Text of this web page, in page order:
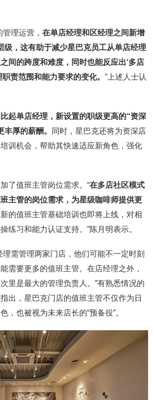
理运营， 在单店经理和区经理之间新增
级，这有助于减少星巴克员工从单店经理
间的跨度和难度，同时也能反应出‘多店
责范围和能力要求的变化。 ”上述人士认
起单店经理，新设置的职级更高的“资深
丰厚的薪酬。
同时，星巴克还将为资深店
训机会，帮助其快速适应新角色，强化
了值班主管岗位需求。“在多店社区模式
主管的岗位需求，为星级咖啡师提供更
的值班主管基础培训也即将上线，对相
练习和能力认证支持。”陈月明表示。
理需管理两家门店，他们可能不一定时刻
需要更多的值班主管。在店经理之外，
里是最大的管理负责人。”有熟悉情况的
出，星巴克门店的值班主管不仅作为日
，也被视为未来店长的“预备役”。